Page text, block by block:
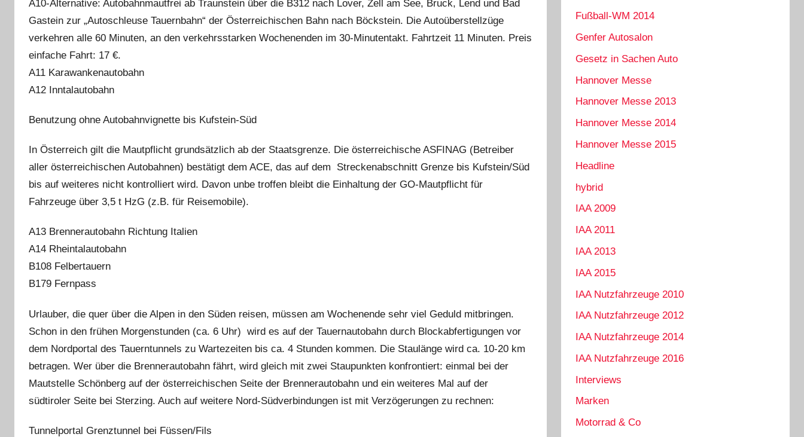
A10-Alternative: Autobahnmautfrei ab Traunstein über die B312 nach Lover, Zell am See, Bruck, Lend und Bad
Gastein zur „Autoschleuse Tauernbahn“ der Österreichischen Bahn nach Böckstein. Die Autoüberstellzüge
verkehren alle 60 Minuten, an den verkehrsstarken Wochenenden im 30-Minutentakt. Fahrtzeit 11 Minuten. Preis
einfache Fahrt: 17 €.
A11 Karawankenautobahn
A12 Inntalautobahn
Benutzung ohne Autobahnvignette bis Kufstein-Süd
In Österreich gilt die Mautpflicht grundsätzlich ab der Staatsgrenze. Die österreichische ASFINAG (Betreiber
aller österreichischen Autobahnen) bestätigt dem ACE, das auf dem Streckenabschnitt Grenze bis Kufstein/Süd
bis auf weiteres nicht kontrolliert wird. Davon unbe troffen bleibt die Einhaltung der GO-Mautpflicht für
Fahrzeuge über 3,5 t HzG (z.B. für Reisemobile).
A13 Brennerautobahn Richtung Italien
A14 Rheintalautobahn
B108 Felbertauern
B179 Fernpass
Urlauber, die quer über die Alpen in den Süden reisen, müssen am Wochenende sehr viel Geduld mitbringen.
Schon in den frühen Morgenstunden (ca. 6 Uhr) wird es auf der Tauernautobahn durch Blockabfertigungen vor
dem Nordportal des Tauerntunnels zu Wartezeiten bis ca. 4 Stunden kommen. Die Staulänge wird ca. 10-20 km
betragen. Wer über die Brennerautobahn fährt, wird gleich mit zwei Staupunkten konfrontiert: einmal bei der
Mautstelle Schönberg auf der österreichischen Seite der Brennerautobahn und ein weiteres Mal auf der
südtiroler Seite bei Sterzing. Auch auf weitere Nord-Südverbindungen ist mit Verzögerungen zu rechnen:
Tunnelportal Grenztunnel bei Füssen/Fils
Fußball-WM 2014
Genfer Autosalon
Gesetz in Sachen Auto
Hannover Messe
Hannover Messe 2013
Hannover Messe 2014
Hannover Messe 2015
Headline
hybrid
IAA 2009
IAA 2011
IAA 2013
IAA 2015
IAA Nutzfahrzeuge 2010
IAA Nutzfahrzeuge 2012
IAA Nutzfahrzeuge 2014
IAA Nutzfahrzeuge 2016
Interviews
Marken
Motorrad & Co